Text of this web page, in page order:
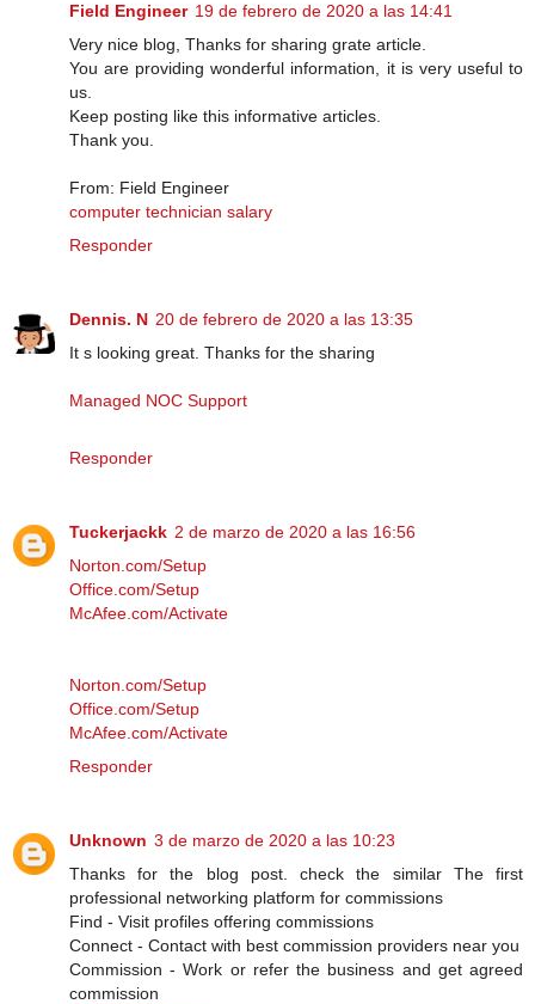
Field Engineer 19 de febrero de 2020 a las 14:41
Very nice blog, Thanks for sharing grate article.
You are providing wonderful information, it is very useful to
us.
Keep posting like this informative articles.
Thank you.
From: Field Engineer
computer technician salary
Responder
Dennis. N 20 de febrero de 2020 a las 13:35
It s looking great. Thanks for the sharing
Managed NOC Support
Responder
Tuckerjackk 2 de marzo de 2020 a las 16:56
Norton.com/Setup
Office.com/Setup
McAfee.com/Activate
Norton.com/Setup
Office.com/Setup
McAfee.com/Activate
Responder
Unknown 3 de marzo de 2020 a las 10:23
Thanks for the blog post. check the similar The first
professional networking platform for commissions
Find - Visit profiles offering commissions
Connect - Contact with best commission providers near you
Commission - Work or refer the business and get agreed
commission